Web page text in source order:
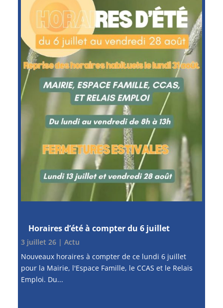
Horaires d’été à compter du 6 juillet
3 juillet 26| Actu
Nouveaux horaires à compter de ce lundi 6 juillet
pour la Mairie, l'Espace Famille, le CCAS et le Relais
Emploi. Du...